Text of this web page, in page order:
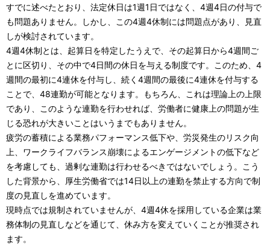
すでに述べたとおり、法定休日は1週1日ではなく、4週4日の付与で
も問題ありません。しかし、この4週4休制には問題点があり、見直
しが検討されています。
4週4休制とは、起算日を特定したうえで、その起算日から4週間ご
とに区切り、その中で4日間の休日を与える制度です。このため、4
週間の最初に4連休を付与し、続く4週間の最後に4連休を付与する
ことで、48連勤が可能となります。もちろん、これは理論上の上限
であり、このような連勤を行わせれば、労働者に健康上の問題が生
じる恐れが大きいことはいうまでもありません。
疲労の蓄積による業務パフォーマンス低下や、労災発生のリスク向
上、ワークライフバランス崩壊によるエンゲージメントの低下など
を考慮しても、過剰な連勤は行わせるべきではないでしょう。こう
した背景から、厚生労働省では14日以上の連勤を禁止する方向で制
度の見直しを進めています。
現時点では規制されていませんが、4週4休を採用している企業は業
務体制の見直しなどを通じて、休み方を変えていくことが推奨され
ます。